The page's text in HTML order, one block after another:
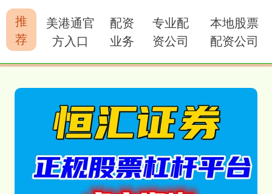
推
荐
美港通官
方入口
配资
业务
专业配
资公司
本地股票
配资公司